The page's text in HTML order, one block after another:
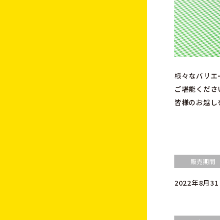
様々なバリ
ご堪能くださ
皆様のお越
販売期間
2022年8月